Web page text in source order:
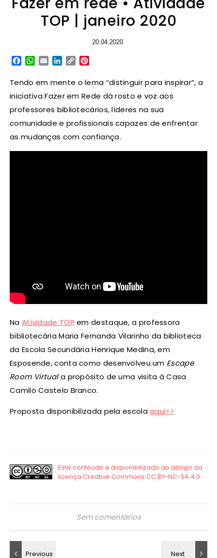
TOP | janeiro 2020
20.04.2020
Facebook
WhatsApp
EmailLinkedIn
Copy
Tendo em mente o lema “distinguir para inspirar”, a
iniciativa Fazer em Rede dá rosto e voz aos
professores bibliotecários, líderes na sua
comunidade e profissionais capazes de enfrentar
as mudanças com confiança.
Na Atividade TOP em destaque, a professora
bibliotecária Maria Fernanda Vilarinho da biblioteca
da Escola Secundária Henrique Medina, em
Esposende, conta como desenvolveu um Escape
Room Virtuala propósito de uma visita à Casa
Camilo Castelo Branco.
Proposta disponibilizada pela escolaaqui>>
Sem comentários